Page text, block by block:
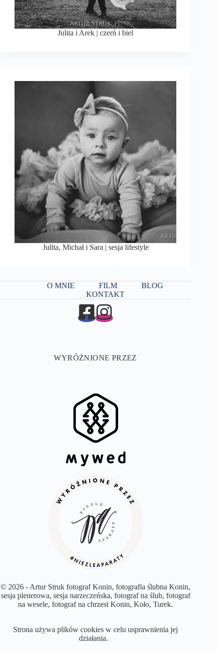
Julita i Arek | czerń i biel
Julita, Michał i Sara | sesja lifestyle
O MNIE FILM
BLOG
KONTAKT
WYRÓŻNIONE PRZEZ
© 2026 - Artur Struk fotograf Konin, fotografia ślubna Konin,
sesja plenerowa, sesja narzeczeńska, fotograf na ślub, fotograf
na wesele, fotograf na chrzest Konin, Koło, Turek.
Strona używa plików cookies w celu usprawnienia jej
działania.